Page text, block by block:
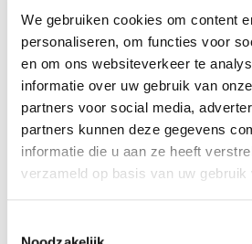
We gebruiken cookies om content
personaliseren, om functies voor
en om ons websiteverkeer te
informatie over uw gebruik van
partners voor social media,
partners kunnen deze gegevens
informatie die u aan ze heeft
verzameld op basis van uw gebruik
De onderzoeksprojecten in het 3D
samenwerking tussen klinisch
halschirurgen drs. Manon Moll, dr.
dr. Luc Karssemakers, drs. Fleur
Schreuder, dr. Baris Karakullukcu,
links naar rechts te zien op de
den Brekel ontbreekt op de foto